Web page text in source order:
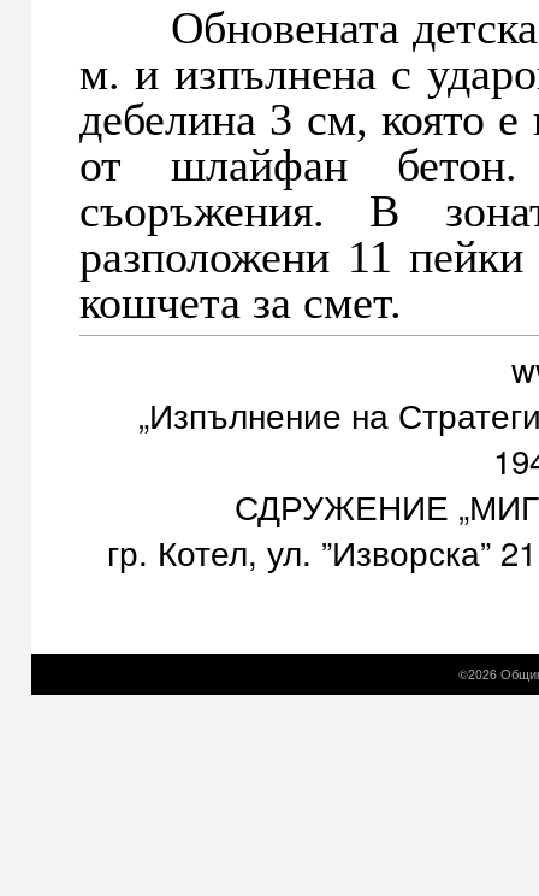
Обновената детска
м. и изпълнена с
дебелина 3 см, която
от шлайфан
съоръжения. В
разположени 11
кошчета за смет.
„Изпълнение на
СДРУЖЕНИЕ „МИГ
гр. Котел, ул. ”Изворска”
©2026